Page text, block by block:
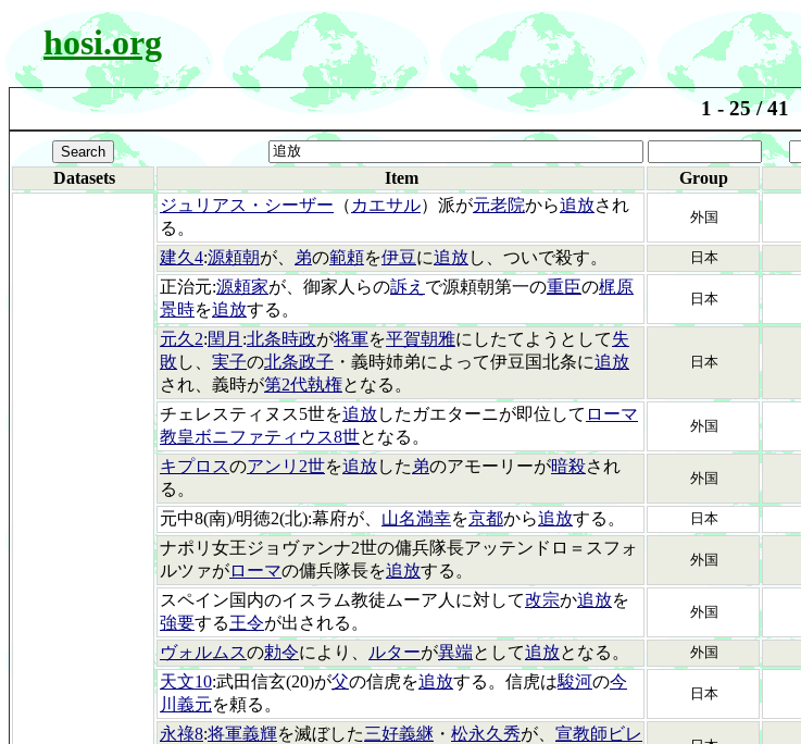
hosi.org
1 - 25 / 41
Datasets Item Group
ジュリアス・シーザー （ カエサル）派が元老院から追放され
る。
外国
建久4:源頼朝が、 弟の範頼を伊豆に追放し、ついで殺す。 日本
正治元:源頼家が、御家人らの訴え で源頼朝第一の重臣の梶原
景時を追放する。
日本
元久2:閏月 :北条時政が将軍を平賀朝雅にしたてようとして失
敗 し、 実子の北条政子 ・義時姉弟によって伊豆国北条に追放
され、義時が第2代執権となる。
日本
チェレスティヌス5世を追放したガエターニが即位して ローマ
教皇ボニファティウス8世となる。
外国
キプロスのアンリ2世を追放した 弟のアモーリーが暗殺され
る。
外国
元中8(南)/明徳2(北):幕府が、 山名満幸を京都から追放する。 日本
ナポリ女王ジョヴァンナ2世の傭兵隊長アッテンドロ＝スフォ
ルツァがローマの傭兵隊長を追放する。
外国
スペイン国内のイスラム教徒ムーア人に対して改宗か追放を
強要する王令が出される。
外国
ヴォルムスの勅令により、 ルターが異端として追放となる。 外国
天文10:武田信玄(20)が父の信虎を追放する。信虎は駿河の今
川義元を頼る。
日本
永祿8:将軍義輝を滅ぼした三好義継 ・ 松永久秀が、 宣教師ビレ